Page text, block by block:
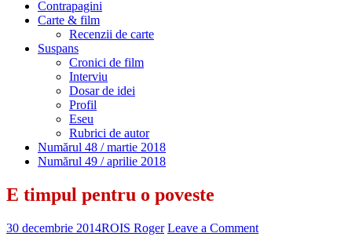
Contrapagini
Carte & film
Recenzii de carte
Suspans
Cronici de film
Interviu
Dosar de idei
Profil
Eseu
Rubrici de autor
Numărul 48 / martie 2018
Numărul 49 / aprilie 2018
E timpul pentru o poveste
30 decembrie 2014ROIS Roger Leave a Comment